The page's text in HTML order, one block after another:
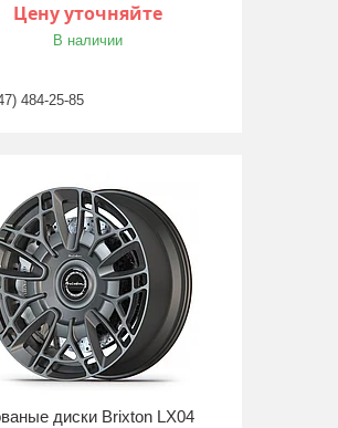
Цену уточняйте
В наличии
484-25-85
диски Brixton LX04